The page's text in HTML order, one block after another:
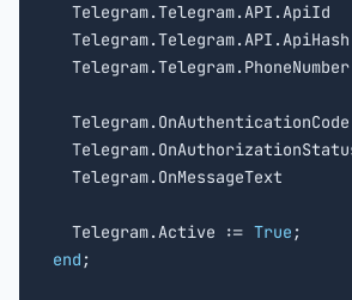
Telegram.Telegram.API.ApiId
Telegram.OnMessageText
  Telegram.Active :=
True
end ;